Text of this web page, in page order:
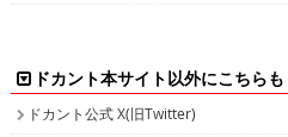
ドカント本サイト以外にこちらも
ドカント公式 X(旧Twitter)